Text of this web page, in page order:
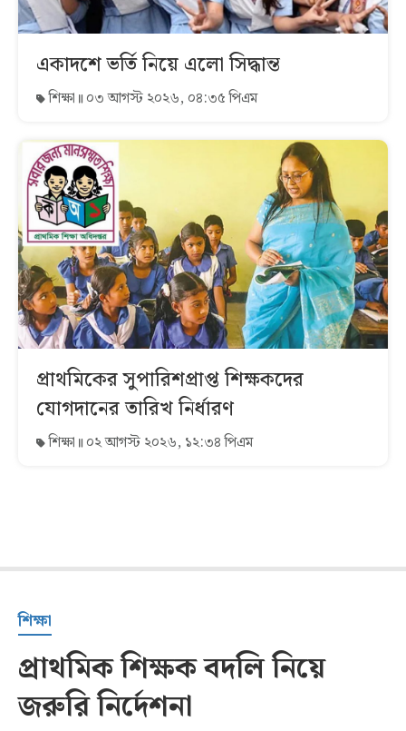
একাদশে ভর্তি নিয়ে এলো সিদ্ধান্ত
শিক্ষা ০৩ আগস্ট ২০২৬, ০৪:৩৫ পিএম
প্রাথমিকের সুপারিশপ্রাপ্ত শিক্ষকদের
যোগদানের তারিখ নির্ধারণ
শিক্ষা ০২ আগস্ট ২০২৬, ১২:৩৪ পিএম
শিক্ষা
প্রাথমিক শিক্ষক বদলি নিয়ে
জরুরি নির্দেশনা